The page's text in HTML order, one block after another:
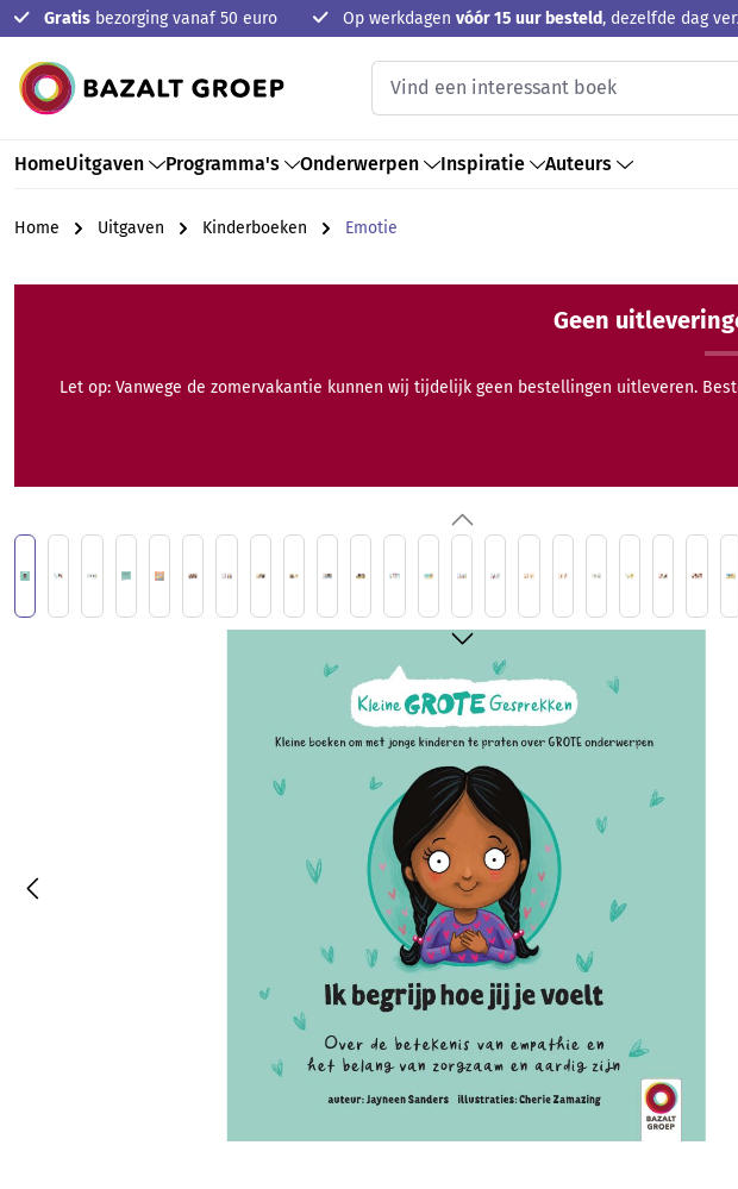
Ga naar de hoofdnavigatie
Gratisbezorging vanaf 50 euro Op werkdagen vóór 15 uur besteld, dezelfde dag
HomeUitgaven Programma's Onderwerpen Inspiratie Auteurs
Home Uitgaven Kinderboeken Emotie
Geen
Let op: Vanwege de zomervakantie kunnen wij tijdelijk geen bestellingen uitleveren.
Afbeeldingengalerij overslaan